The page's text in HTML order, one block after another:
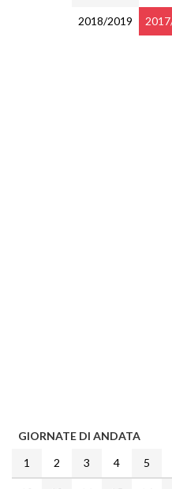
2018/2019
GIORNATE DI ANDATA
1
2 3 4 5